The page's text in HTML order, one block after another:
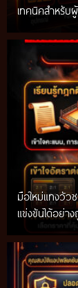
เทคนิคสำหรับ
มือใหม่แทงวัว
แข่งขันได้อย่า